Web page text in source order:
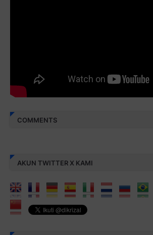
COMMENTS
AKUN TWITTER X KAMI